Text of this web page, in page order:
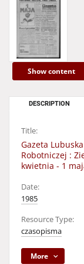
Show content
DESCRIPTION
Title:
Gazeta
Robotniczej :
kwietnia - 1
Date:
1985
Resource Type:
czasopisma
More